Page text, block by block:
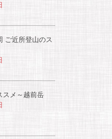
ご近所登山のス
スメ～越前岳